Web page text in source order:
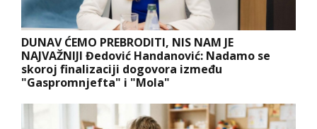
DUNAV ĆEMO PREBRODITI, NIS NAM JE
NAJVAŽNIJI Đedović Handanović: Nadamo se
skoroj finalizaciji dogovora između
"Gaspromnjefta" i "Mola"